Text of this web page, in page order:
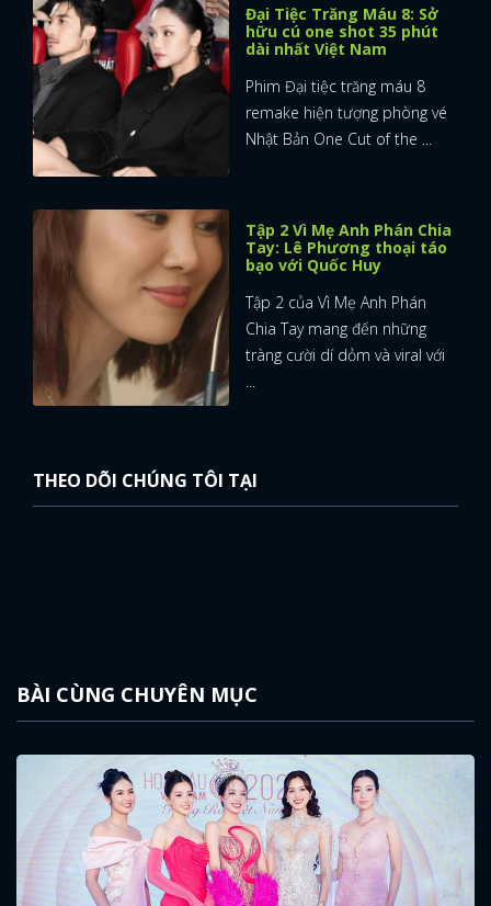
Đại Tiệc Trăng Máu 8: Sở
hữu cú one shot 35 phút
dài nhất Việt Nam
Phim Đại tiệc trăng máu 8
remake hiện tượng phòng vé
Nhật Bản One Cut of the ...
Tập 2 Vì Mẹ Anh Phán Chia
Tay: Lê Phương thoại táo
bạo với Quốc Huy
Tập 2 của Vì Mẹ Anh Phán
Chia Tay mang đến những
tràng cười dí dỏm và viral với
THEO DÕI CHÚNG TÔI TẠI
BÀI CÙNG CHUYÊN MỤC